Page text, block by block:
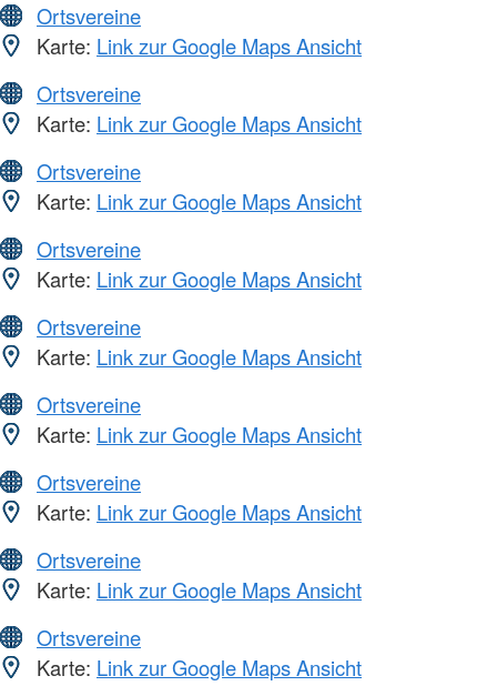
Ortsvereine
Karte: Link zur Google Maps Ansicht
Ortsvereine
Karte: Link zur Google Maps Ansicht
Ortsvereine
Karte: Link zur Google Maps Ansicht
Ortsvereine
Karte: Link zur Google Maps Ansicht
Ortsvereine
Karte: Link zur Google Maps Ansicht
Ortsvereine
Karte: Link zur Google Maps Ansicht
Ortsvereine
Karte: Link zur Google Maps Ansicht
Ortsvereine
Karte: Link zur Google Maps Ansicht
Ortsvereine
Karte: Link zur Google Maps Ansicht